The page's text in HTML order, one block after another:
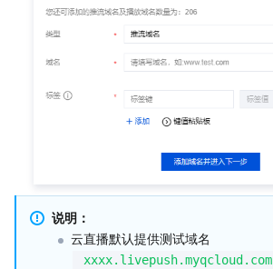
对等连接
网络流日志
Anycast 公网加速
VPN 连接
私有连接
账号风控平台
风险识别 RCE
游戏安全
容器安全服务
云安全中心
漏洞扫描服务
SSL 证书
私有域解析 Private DNS
移动解析 HTTPDNS
云解析 DNS
腾讯微卡
办公协同
腾讯电子签
腾讯会议
腾讯云企业网盘
大数据
弹性 MapReduce
Elasticsearch Service
流计算 Oceanus
数据湖计算
AI 基础产品
语音合成
语音识别
腾讯云智能数智人
人脸核身
AI 平台产品
腾讯云大模型训推平台TI-ONE
腾讯大模型
说明：
云直播默认提供测试域名
xxxx.livepush.myqcloud.com